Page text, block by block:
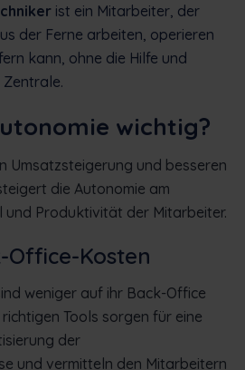
ist ein Mitarbeiter, der
der Ferne arbeiten, operieren
kann, ohne die Hilfe und
wichtig?
Umsatzsteigerung und besseren
die Autonomie am
und Produktivität der Mitarbeiter.
Office-Kosten
weniger auf ihr Back-Office
Tools sorgen für eine
der
und vermitteln den Mitarbeitern